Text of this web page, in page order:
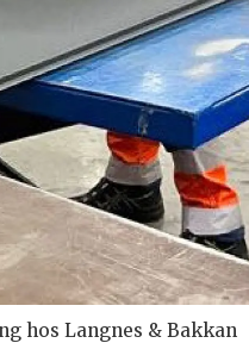
hos Langnes & Bakkan